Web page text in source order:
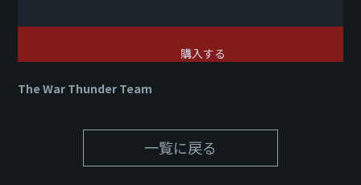
購入する
The War Thunder Team
一覧に戻る